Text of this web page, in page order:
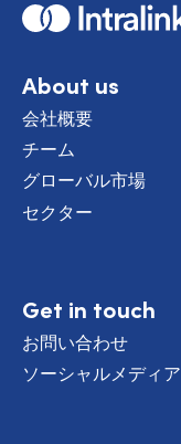
H
o
About us
会社概要
チーム
グローバル市場
セクター
Get in touch
お問い合わせ
ソーシャルメディア